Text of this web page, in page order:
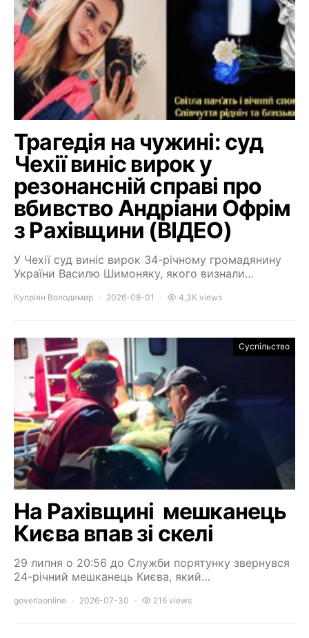
Трагедія на чужині: суд
Чехії виніс вирок у
резонансній справі про
вбивство Андріани Офрім
з Рахівщини (ВІДЕО)
У Чехії суд виніс вирок 34-річному громадянину
України Василю Шимоняку, якого визнали…
Купріян Володимир 2026-08-01 4,3K views
Суспільство
На Рахівщині мешканець
Києва впав зі скелі
29 липня о 20:56 до Служби порятунку звернувся
24-річний мешканець Києва, який…
goverlaonline 2026-07-30 216 views